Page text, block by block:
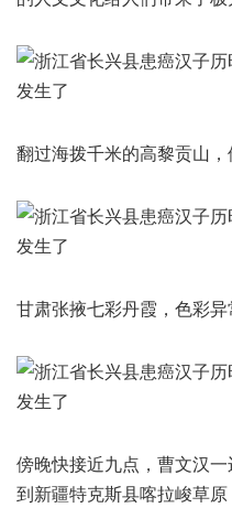
翻过海拨千米的高黎贡山，
甘肃张掖七彩丹霞，色彩异
傍晚快接近九点，曹文汉
到新疆特克斯县喀拉峻草